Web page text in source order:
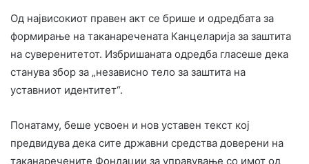
Од највисокиот правен акт се брише и одредбата за
формирање на таканаречената Канцеларија за заштита
на суверенитетот. Избришаната одредба гласеше дека
станува збор за „независно тело за заштита на
уставниот идентитет“.
Понатаму, беше усвоен и нов уставен текст кој
предвидува дека сите државни средства доверени на
таканаречените Фондации за управување со имот од